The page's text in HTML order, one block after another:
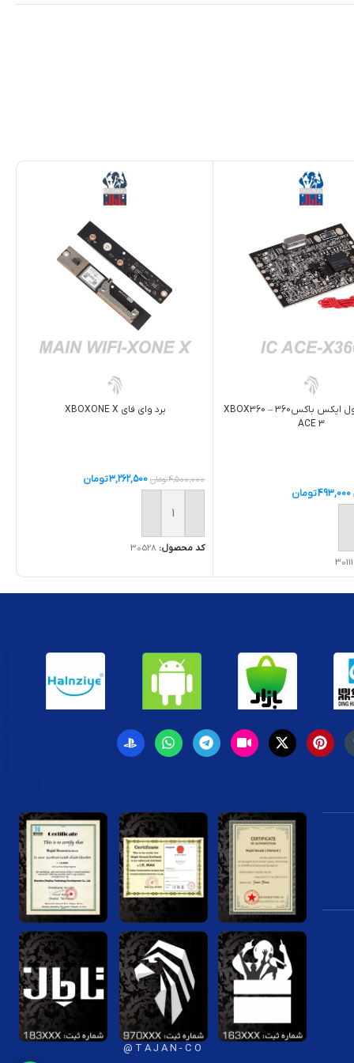
آی‌سی کنسول ایکس باکس360 – XBOX360
ACE 3
493,000تومان
30111
برد وای فای XBOXONE X
4,500,000تومان 3,262,500تومان
افزودن به سبد خرید
کد محصول: 30528
T A J A N - C O @